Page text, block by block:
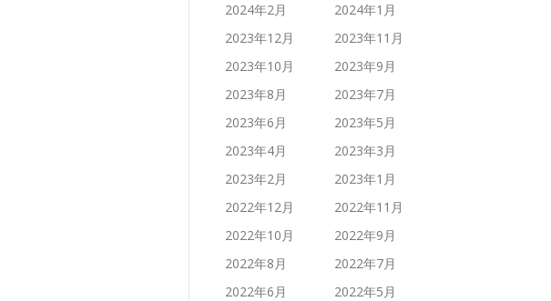
2024年2月
2024年1月
2023年12月
2023年11月
2023年10月
2023年9月
2023年8月
2023年7月
2023年6月
2023年5月
2023年4月
2023年3月
2023年2月
2023年1月
2022年12月
2022年11月
2022年10月
2022年9月
2022年8月
2022年7月
2022年6月
2022年5月